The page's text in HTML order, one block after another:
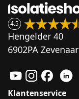
4.5
Hengelder 40
6902PA Zevenaar
Klantenservice